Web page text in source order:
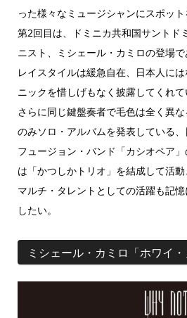
った様々なミュージシャンにスポット
第2回目は、ドミニカ共和国サントド
ニスト、ミシェール・カミロの登場
レイスタイルは緩急自在、日本人に
ニックを惜しげもなく披露してくれて
さらに同じ鍵盤奏者で毛色は全く異
のみソロ・アルバムを発表している
フュージョン・バンド「カシオペア
は「かつしかトリオ」を結成して活
マルチ・タレントとしての活躍も記
したい。
ミシェール・カミロ「ホワイ・